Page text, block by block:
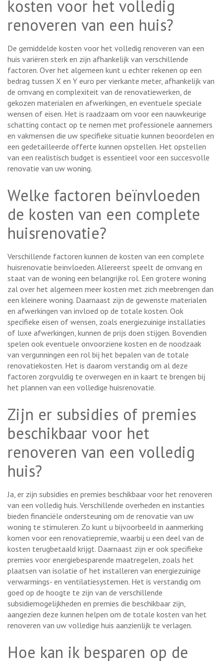
kosten voor het volledig
renoveren van een huis?
De gemiddelde kosten voor het volledig renoveren van een
huis variëren sterk en zijn afhankelijk van verschillende
factoren. Over het algemeen kunt u echter rekenen op een
bedrag tussen X en Y euro per vierkante meter, afhankelijk van
de omvang en complexiteit van de renovatiewerken, de
gekozen materialen en afwerkingen, en eventuele speciale
wensen of eisen. Het is raadzaam om voor een nauwkeurige
schatting contact op te nemen met professionele aannemers
en vakmensen die uw specifieke situatie kunnen beoordelen en
een gedetailleerde offerte kunnen opstellen. Het opstellen
van een realistisch budget is essentieel voor een succesvolle
renovatie van uw woning.
Welke factoren beïnvloeden
de kosten van een complete
huisrenovatie?
Verschillende factoren kunnen de kosten van een complete
huisrenovatie beïnvloeden. Allereerst speelt de omvang en
staat van de woning een belangrijke rol. Een grotere woning
zal over het algemeen meer kosten met zich meebrengen dan
een kleinere woning. Daarnaast zijn de gewenste materialen
en afwerkingen van invloed op de totale kosten. Ook
specifieke eisen of wensen, zoals energiezuinige installaties
of luxe afwerkingen, kunnen de prijs doen stijgen. Bovendien
spelen ook eventuele onvoorziene kosten en de noodzaak
van vergunningen een rol bij het bepalen van de totale
renovatiekosten. Het is daarom verstandig om al deze
factoren zorgvuldig te overwegen en in kaart te brengen bij
het plannen van een volledige huisrenovatie.
Zijn er subsidies of premies
beschikbaar voor het
renoveren van een volledig
huis?
Ja, er zijn subsidies en premies beschikbaar voor het renoveren
van een volledig huis. Verschillende overheden en instanties
bieden financiële ondersteuning om de renovatie van uw
woning te stimuleren. Zo kunt u bijvoorbeeld in aanmerking
komen voor een renovatiepremie, waarbij u een deel van de
kosten terugbetaald krijgt. Daarnaast zijn er ook specifieke
premies voor energiebesparende maatregelen, zoals het
plaatsen van isolatie of het installeren van energiezuinige
verwarmings- en ventilatiesystemen. Het is verstandig om
goed op de hoogte te zijn van de verschillende
subsidiemogelijkheden en premies die beschikbaar zijn,
aangezien deze kunnen helpen om de totale kosten van het
renoveren van uw volledige huis aanzienlijk te verlagen.
Hoe kan ik besparen op de